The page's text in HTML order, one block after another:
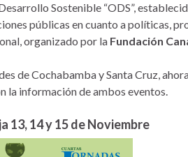
Sostenible “ODS”,
públicas en cuanto a políticas,
organizado por la Fundación
de Cochabamba y Santa Cruz,
la información de ambos eventos.
13, 14 y 15 de Noviembre